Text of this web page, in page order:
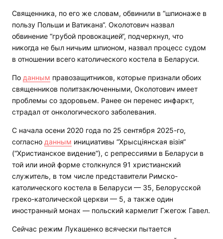
Священника, по его же словам, обвинили в “шпионаже в
пользу Польши и Ватикана“. Околотович назвал
обвинение “грубой провокацией“, подчеркнул, что
никогда не был ничьим шпионом, назвал процесс судом
в отношении всего католического костела в Беларуси.
По данным правозащитников, которые признали обоих
священников политзаключенными, Околотович имеет
проблемы со здоровьем. Ранее он перенес инфаркт,
страдал от онкологического заболевания.
С начала осени 2020 года по 25 сентября 2025-го,
согласно данным инициативы “Хрысціянская візія“
(“Христианское видение“), с репрессиями в Беларуси в
той или иной форме столкнулся 91 христианский
служитель, в том числе представители Римско-
католического костела в Беларуси — 35, Белорусской
греко-католической церкви — 5, а также один
иностранный монах — польский кармелит Гжегож Гавел.
Сейчас режим Лукашенко всячески пытается